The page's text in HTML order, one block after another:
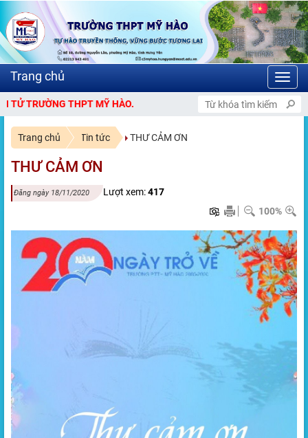
THPT MỸ HÀO.
Trang chủ Tin tức THƯ CẢM ƠN
THƯ CẢM ƠN
Đăng ngày 18/11/2020 Lượt xem:417
100%